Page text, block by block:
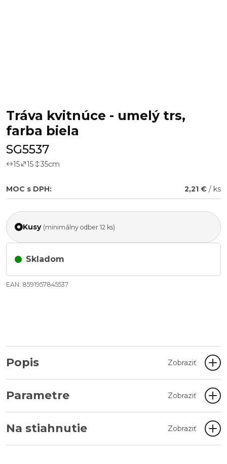
Tráva kvitnúce - umelý trs,
farba biela
SG5537
15 15 35cm
MOC s DPH: 2,21 € / ks
Kusy (minimálny odber 12 ks)
Skladom
EAN: 8591957845537
Popis Zobraziť
Parametre Zobraziť
Na stiahnutie Zobraziť